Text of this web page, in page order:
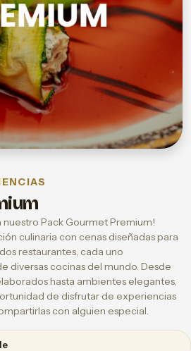
nuestro Pack Gourmet Premium!
culinaria con cenas diseñadas para
restaurantes, cada uno
diversas cocinas del mundo. Desde
hasta ambientes elegantes,
de disfrutar de experiencias
con alguien especial.